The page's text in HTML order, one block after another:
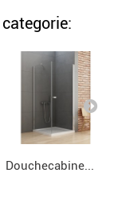
Douchecabine...